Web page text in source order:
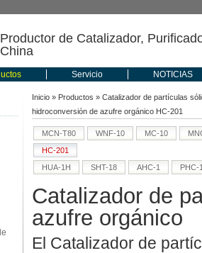
Productor de Catalizador,
China
Servicio NOTICIAS
Inicio» Productos » Catalizador de partículas
hidroconversión de azufre orgánico HC-201
MCN-T80 WNF-10 MC-10
HC-201
HUA-1H
SHT-18 AHC-1 PHC-
Catalizador de
azufre orgánico
El Catalizador de